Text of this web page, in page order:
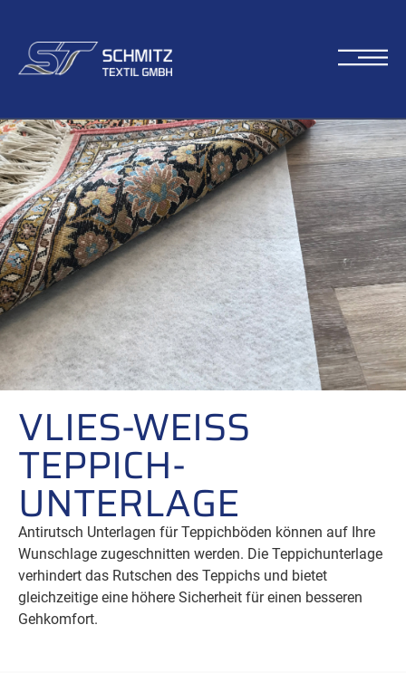
VLIES-WEISS T
EPPICH ­
UNTERLAGE
Antirutsch Unterlagen für Teppichböden können auf Ihre
Wunschlage zugeschnitten werden. Die Teppichunterlage
verhindert das Rutschen des Teppichs und bietet
gleichzeitige eine höhere Sicherheit für einen besseren
Gehkomfort.